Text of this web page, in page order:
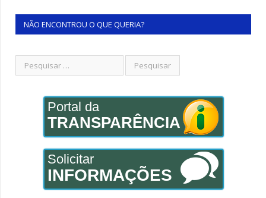
NÃO ENCONTROU O QUE QUERIA?
Portal da
TRANSPARÊNCIA
Solicitar
INFORMAÇÕES